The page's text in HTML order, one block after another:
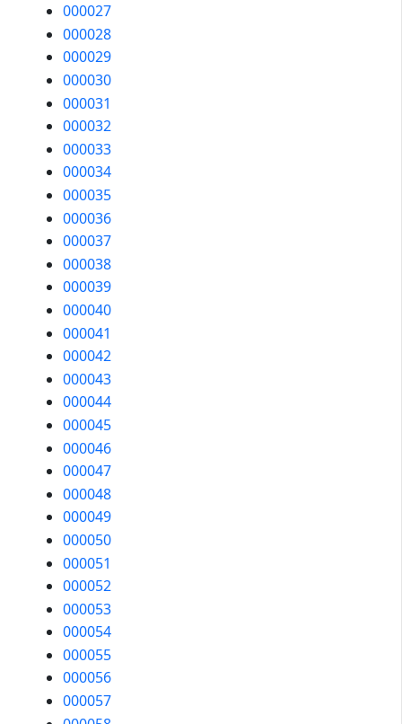
000027
000028
000029
000030
000031
000032
000033
000034
000035
000036
000037
000038
000039
000040
000041
000042
000043
000044
000045
000046
000047
000048
000049
000050
000051
000052
000053
000054
000055
000056
000057